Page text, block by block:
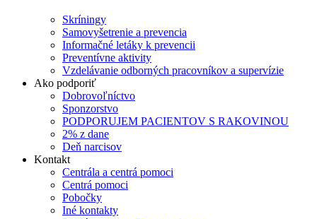
Skríningy
Samovyšetrenie a prevencia
Informačné letáky k prevencii
Preventívne aktivity
Vzdelávanie odborných pracovníkov a supervízie
Ako podporiť
Dobrovoľníctvo
Sponzorstvo
PODPORUJEM PACIENTOV S RAKOVINOU
2% z dane
Deň narcisov
Kontakt
Centrála a centrá pomoci
Centrá pomoci
Pobočky
Iné kontakty